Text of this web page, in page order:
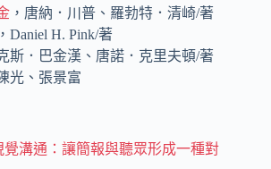
，唐納．川普、羅勃特．清崎/著
，Daniel H. Pink/著
斯．巴金漢、唐諾．克里夫頓/著
光、張景富
覺溝通：讓簡報與聽眾形成一種對